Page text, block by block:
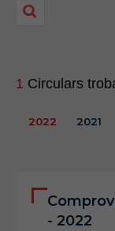
1 Circulars
2022 2021
- 2022